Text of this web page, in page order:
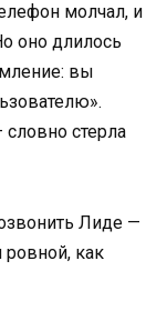
молчал, и
оно длилось
вы
стерла
Лиде —
как